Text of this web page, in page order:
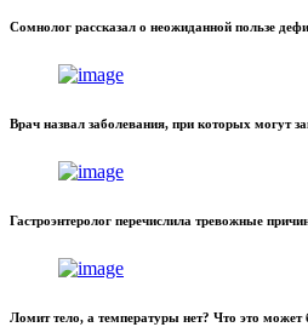
Сомнолог рассказал о неожиданной пользе
Врач назвал заболевания, при которых могут
Гастроэнтеролог перечислила тревожные
Ломит тело, а температуры нет? Что это может